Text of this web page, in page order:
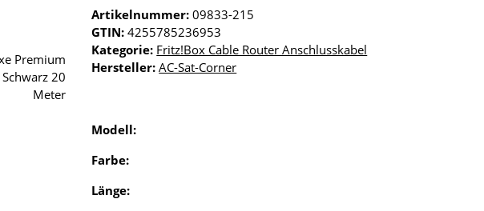
Artikelnummer:09833-215
GTIN: 4255785236953
Kategorie: Fritz!Box Cable Router Anschlusskabel
Hersteller: AC-Sat-Corner
Modell:
Farbe:
Länge: